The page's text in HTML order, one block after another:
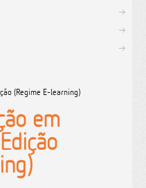
(Regime E-learning)
em